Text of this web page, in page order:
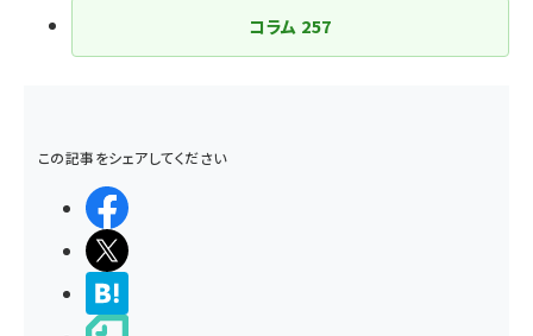
コラム 257
この記事をシェアしてください